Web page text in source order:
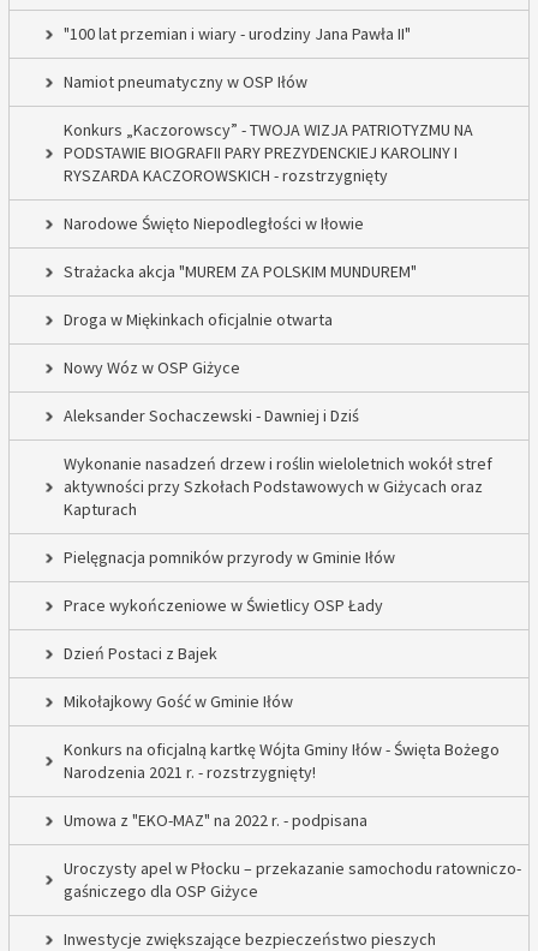
"100 lat przemian i wiary - urodziny Jana Pawła II"
Namiot pneumatyczny w OSP Iłów
Konkurs „Kaczorowscy” - TWOJA WIZJA PATRIOTYZMU NA
PODSTAWIE BIOGRAFII PARY PREZYDENCKIEJ KAROLINY I
RYSZARDA KACZOROWSKICH - rozstrzygnięty
Narodowe Święto Niepodległości w Iłowie
Strażacka akcja "MUREM ZA POLSKIM MUNDUREM"
Droga w Miękinkach oficjalnie otwarta
Nowy Wóz w OSP Giżyce
Aleksander Sochaczewski - Dawniej i Dziś
Wykonanie nasadzeń drzew i roślin wieloletnich wokół stref
aktywności przy Szkołach Podstawowych w Giżycach oraz
Kapturach
Pielęgnacja pomników przyrody w Gminie Iłów
Prace wykończeniowe w Świetlicy OSP Łady
Dzień Postaci z Bajek
Mikołajkowy Gość w Gminie Iłów
Konkurs na oficjalną kartkę Wójta Gminy Iłów - Święta Bożego
Narodzenia 2021 r. - rozstrzygnięty!
Umowa z "EKO-MAZ" na 2022 r. - podpisana
Uroczysty apel w Płocku – przekazanie samochodu ratowniczo-
gaśniczego dla OSP Giżyce
Inwestycje zwiększające bezpieczeństwo pieszych